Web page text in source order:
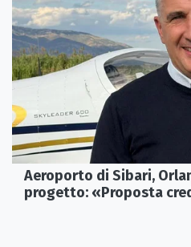
Aeroporto di Sibari,
progetto: «Proposta